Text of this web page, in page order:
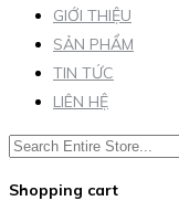
GIỚI THIỆU
SẢN PHẨM
TIN TỨC
LIÊN HỆ
Shopping cart